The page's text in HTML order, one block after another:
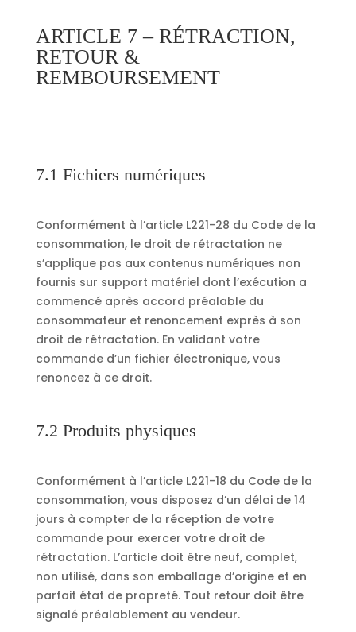
ARTICLE 7 – RÉTRACTION,
RETOUR &
REMBOURSEMENT
7.1 Fichiers numériques
Conformément à l’article L221-28 du Code de la
consommation, le droit de rétractation ne
s’applique pas aux contenus numériques non
fournis sur support matériel dont l’exécution a
commencé après accord préalable du
consommateur et renoncement exprès à son
droit de rétractation. En validant votre
commande d’un fichier électronique, vous
renoncez à ce droit.
7.2 Produits physiques
Conformément à l’article L221-18 du Code de la
consommation, vous disposez d’un délai de 14
jours à compter de la réception de votre
commande pour exercer votre droit de
rétractation. L’article doit être neuf, complet,
non utilisé, dans son emballage d’origine et en
parfait état de propreté. Tout retour doit être
signalé préalablement au vendeur.